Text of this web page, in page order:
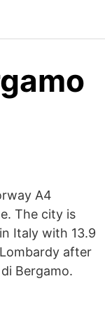
A4
The city is
Italy with 13.9
after
Bergamo.